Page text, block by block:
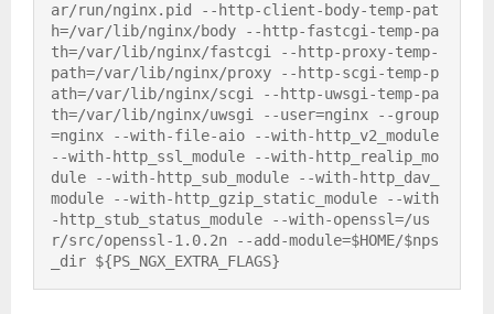
ar/run/nginx.pid --http-client-body-temp-pat
h=/var/lib/nginx/body --http-fastcgi-temp-pa
th=/var/lib/nginx/fastcgi --http-proxy-temp-
path=/var/lib/nginx/proxy --http-scgi-temp-p
ath=/var/lib/nginx/scgi --http-uwsgi-temp-pa
th=/var/lib/nginx/uwsgi --user=nginx --group
=nginx --with-file-aio --with-http_v2_module
--with-http_ssl_module --with-http_realip_mo
dule --with-http_sub_module --with-http_dav_
module --with-http_gzip_static_module --with
-http_stub_status_module --with-openssl=/us
r/src/openssl-1.0.2n --add-module=$HOME/$nps
_dir ${PS_NGX_EXTRA_FLAGS}